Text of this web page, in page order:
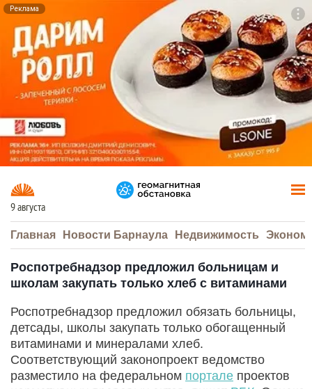
Реклама
9 августа
Главная Новости Барнаула Недвижимость
Роспотребнадзор предложил больницам и
школам закупать только хлеб с витаминами
Роспотребнадзор предложил обязать больницы,
детсады, школы закупать только обогащенный
витаминами и минералами хлеб.
Соответствующий законопроект ведомство
разместило на федеральном портале проектов